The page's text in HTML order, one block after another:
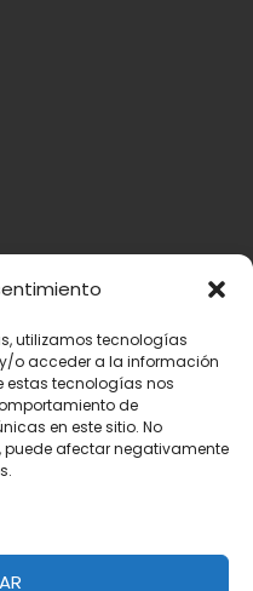
utilizamos tecnologías
o acceder a la información
estas tecnologías nos
de
en este sitio. No
puede afectar negativamente